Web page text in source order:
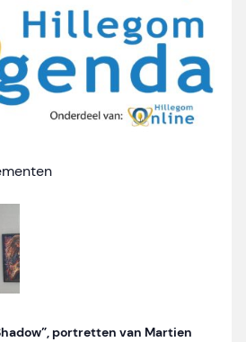
portretten van Martien